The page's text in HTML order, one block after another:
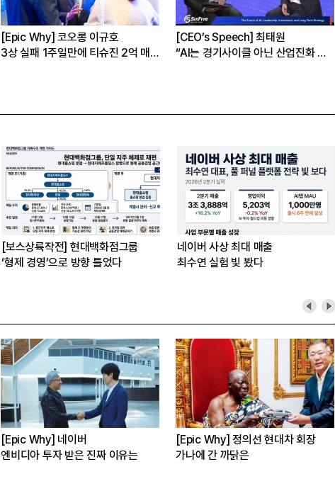
[Epic Why] 코오롱 이규호
3상 실패 1주일만에 티슈진 2억 매
[CEO’s Speech] 최태원
“AI는 경기사이클 아닌 산업진화 그
[보스상륙작전] 현대백화점그룹
‘형제 경영’으로 방향 틀었다
네이버 사상 최대 매출
최수연 실험 빛 봤다
[Epic Why] 네이버
엔비디아 투자 받은 진짜 이유는
[Epic Why] 정의선 현대차 회장
가나에 간 까닭은